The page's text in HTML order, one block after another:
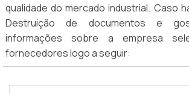
qualidade do mercado industrial. Caso
Destruição de documentos e
informações sobre a empresa
fornecedores logo a seguir: